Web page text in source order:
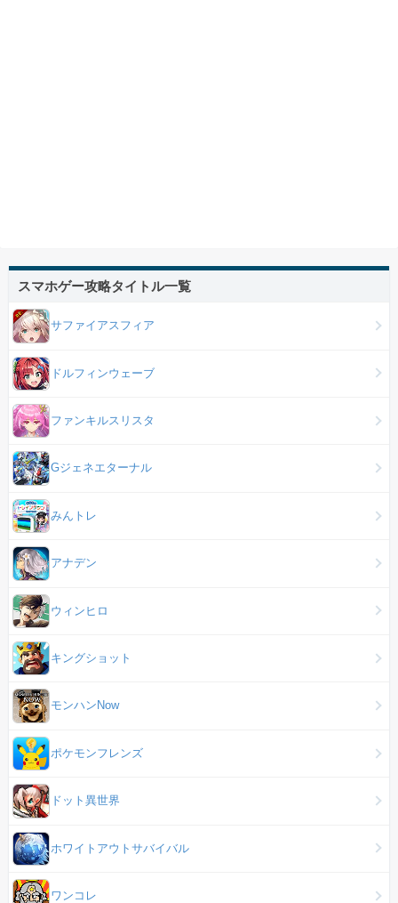
スマホゲー攻略タイトル一覧
サファイアスフィア
ドルフィンウェーブ
ファンキルスリスタ
Gジェネエターナル
みんトレ
アナデン
ウィンヒロ
キングショット
モンハンNow
ポケモンフレンズ
ドット異世界
ホワイトアウトサバイバル
ワンコレ